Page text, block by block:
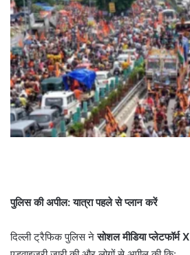
पुलिस की अपील: यात्रा पहले से प्लान करें
दिल्ली ट्रैफिक पुलिस नेसोशल मीडिया प्लेटफॉर्म